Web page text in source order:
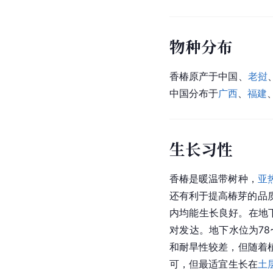
物种分布
香椿原产于中国、 老挝
中国分布于广西、 福建
生长习性
香椿是暖温带树种， 亚
还有利于提高椿芽的品
内均能生长良好。在
对发达。地下水位为
和耐旱性较差，但随着
可，但最适宜生长在土